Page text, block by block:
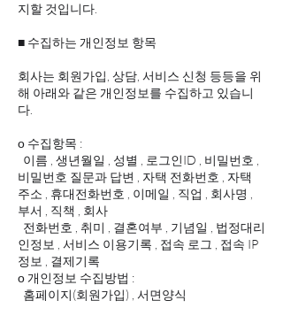
지할 것입니다.
■ 수집하는 개인정보 항목
회사는 회원가입, 상담, 서비스 신청 등등을 위
해 아래와 같은 개인정보를 수집하고 있습니
다.
ο 수집항목 :
이름 , 생년월일 , 성별 , 로그인ID , 비밀번호 ,
비밀번호 질문과 답변 , 자택 전화번호 , 자택
주소 , 휴대전화번호 , 이메일 , 직업 , 회사명 ,
부서 , 직책 , 회사
전화번호 , 취미 , 결혼여부 , 기념일 , 법정대리
인정보 , 서비스 이용기록 , 접속 로그 , 접속 IP
정보 , 결제기록
ο 개인정보 수집방법 :
홈페이지(회원가입) , 서면양식